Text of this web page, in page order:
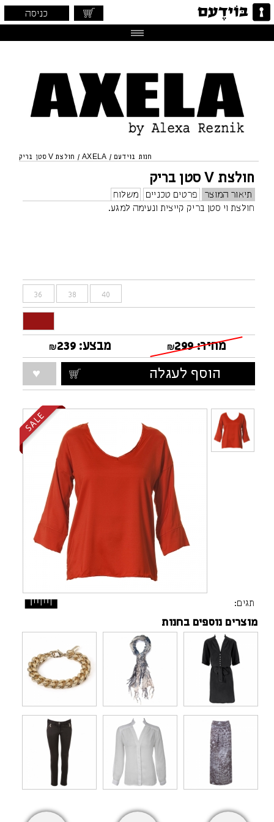
כניסה
חנות בוידעם /
AXELA
/ חולצת V סטן בריק
חולצת V סטן בריק
תיאור המוצר פרטים טכניים
משלוח
חולצת וי סטן בריק קייצית ונעימה למגע.
36 38 40
מחיר: ₪299 מבצע: ₪239
הוסף לעגלה
תגים:
מוצרים נוספים בחנות